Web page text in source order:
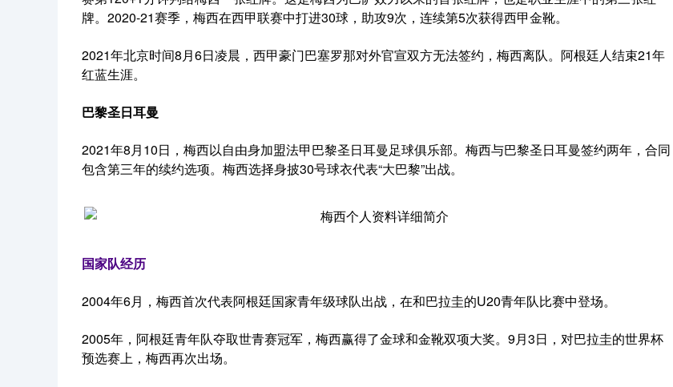
牌。2020-21赛季，梅西在西甲联赛中打进30球，助攻9次，连续第5次获得西甲金靴。
2021年北京时间8月6日凌晨，西甲豪门巴塞罗那对外官宣双方无法签约，梅西离队。阿根廷人结束21年
红蓝生涯。
巴黎圣日耳曼
2021年8月10日，梅西以自由身加盟法甲巴黎圣日耳曼足球俱乐部。梅西与巴黎圣日耳曼签约两年，合同
包含第三年的续约选项。梅西选择身披30号球衣代表“大巴黎”出战。
国家队经历
2004年6月，梅西首次代表阿根廷国家青年级球队出战，在和巴拉圭的U20青年队比赛中登场。
2005年，阿根廷青年队夺取世青赛冠军，梅西赢得了金球和金靴双项大奖。9月3日，对巴拉圭的世界杯
预选赛上，梅西再次出场。